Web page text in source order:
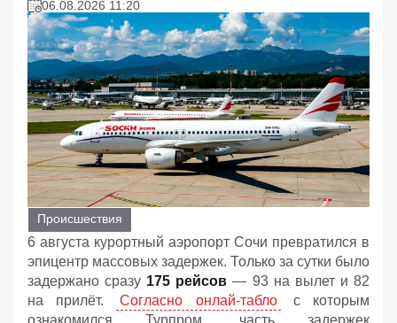
06.08.2026 11:20
Происшествия
6 августа курортный аэропорт Сочи превратился в
эпицентр массовых задержек. Только за сутки было
задержано сразу 175 рейсов — 93 на вылет и 82
на прилёт.
Согласно онлай-табло
с которым